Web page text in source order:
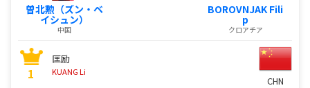
曽北勲（ズン・ベ
イシュン）
中国
BOROVNJAK Fili
p
クロアチア
1
匡励
KUANG Li
CHN